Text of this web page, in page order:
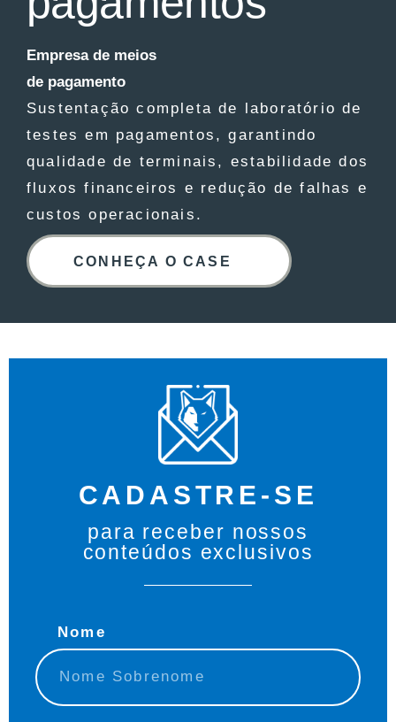
Empresa de meios
de pagamento
Sustentação completa de laboratório de
testes em pagamentos, garantindo
qualidade de terminais, estabilidade dos
fluxos financeiros e redução de falhas e
custos operacionais.
CONHEÇA O CASE
CADASTRE-SE
para receber nossos
conteúdos exclusivos
Nome